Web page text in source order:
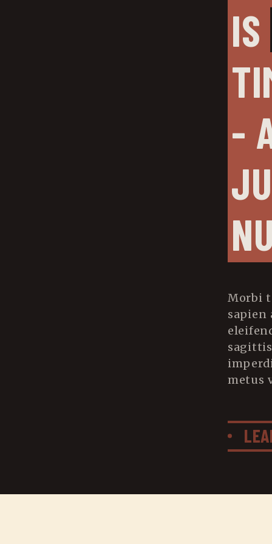
IS
-
Morbi
sapien
metus